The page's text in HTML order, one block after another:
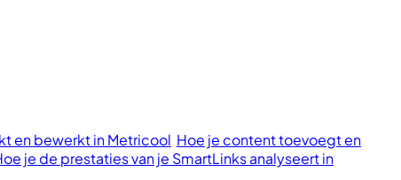
en bewerkt in Metricool Hoe je content toevoegt en
je de prestaties van je SmartLinks analyseert in